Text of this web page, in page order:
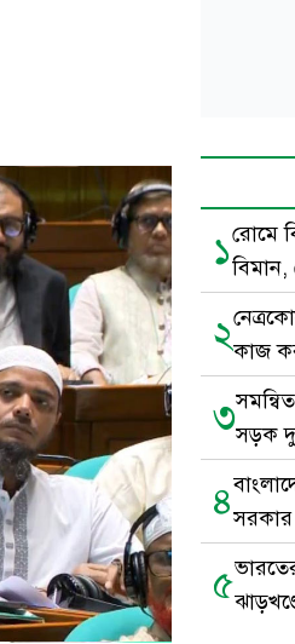
১রোমে
২কাজ
৩সড়ক
৪সরকার
হক
৫